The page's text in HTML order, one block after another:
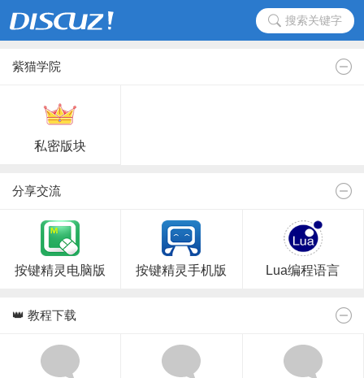
搜索关键字
紫猫学院
私密版块
分享交流
按键精灵电脑版 按键精灵手机版 Lua编程语言
👑 教程下载